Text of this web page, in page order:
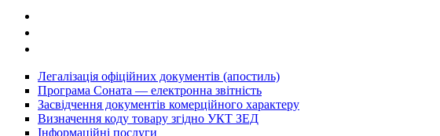
Легалізація офіційних документів (апостиль)
Програма Соната — електронна звітність
Засвідчення документів комерційного характеру
Визначення коду товару згідно УКТ ЗЕД
Інформаційні послуги